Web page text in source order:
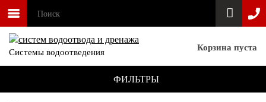
Системы водоотведения Корзина пуста
ФИЛЬТРЫ